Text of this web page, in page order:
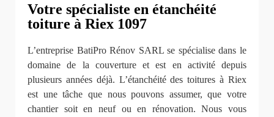
Votre spécialiste en étanchéité
toiture à Riex 1097
L’entreprise BatiPro Rénov SARL se spécialise dans le
domaine de la couverture et est en activité depuis
plusieurs années déjà. L’étanchéité des toitures à Riex
est une tâche que nous pouvons assumer, que votre
chantier soit en neuf ou en rénovation. Nous vous